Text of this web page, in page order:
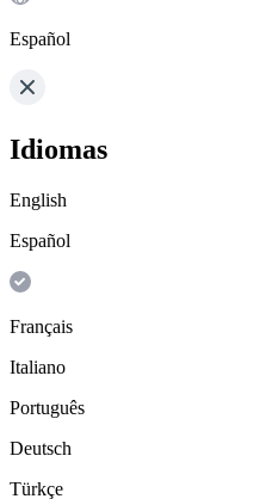
Español
Idiomas
English
Español
Français
Italiano
Português
Deutsch
Türkçe